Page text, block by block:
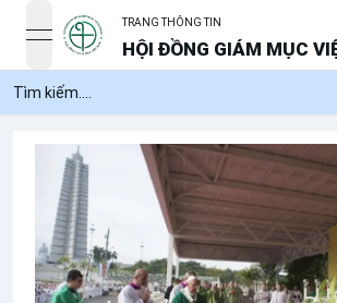
open navigation menu
TRANG THÔNG TIN
HỘI ĐỒNG GIÁM MỤC